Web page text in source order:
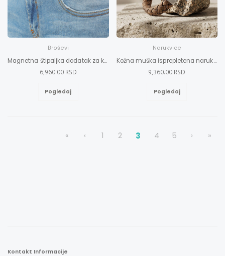
Broševi
Magnetna štipaljka dodatak za košulje, bluze i pantalone
6,960.00 RSD
Pogledaj
Narukvice
Kožna muška isprepletena narukvica L
9,360.00 RSD
Pogledaj
« ‹ 1 2 3 4 5 › »
Kontakt Informacije